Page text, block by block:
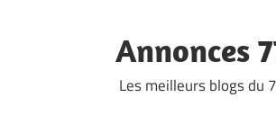
Annonces
Les meilleurs blogs du